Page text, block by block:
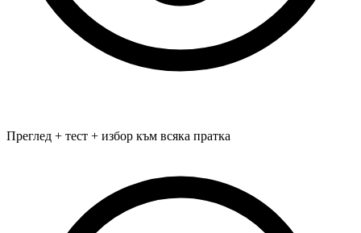
Преглед + тест + избор към всяка пратка